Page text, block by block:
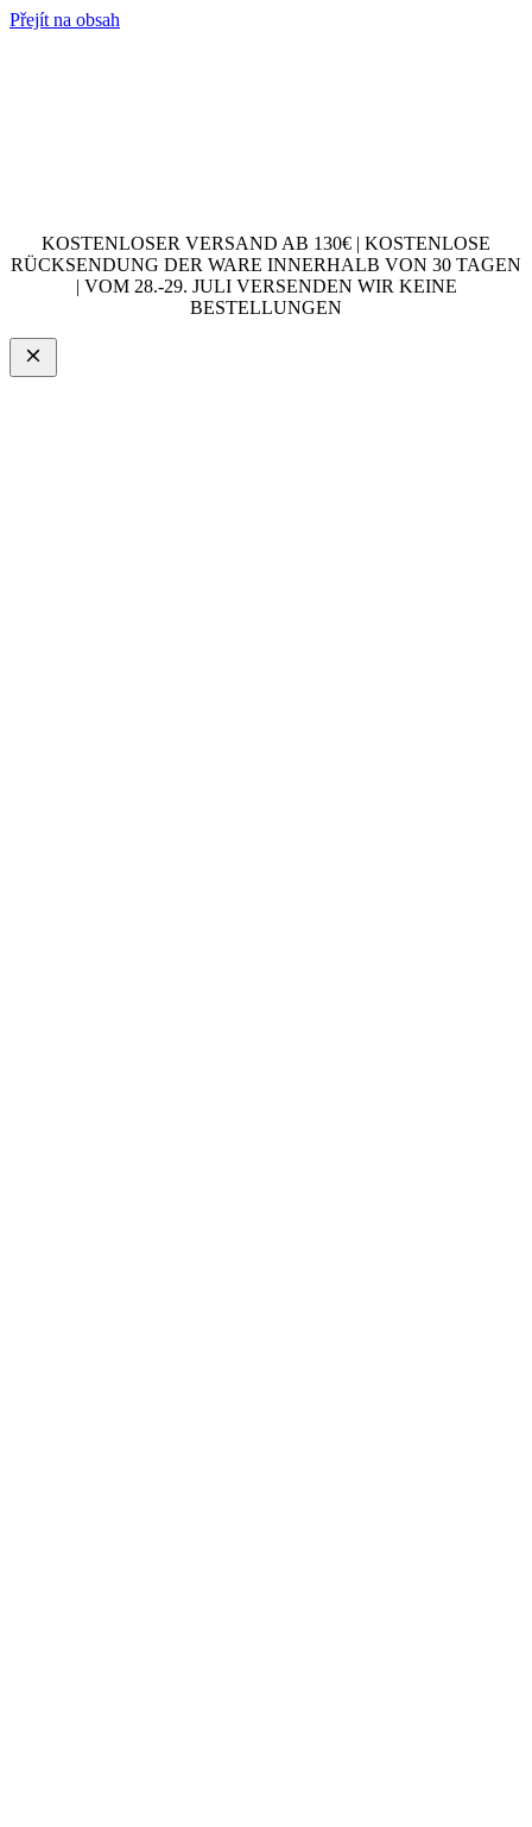
Přejít na obsah
KOSTENLOSER VERSAND AB 130€ | KOSTENLOSE
RÜCKSENDUNG DER WARE INNERHALB VON 30 TAGEN
| VOM 28.-29. JULI VERSENDEN WIR KEINE
BESTELLUNGEN